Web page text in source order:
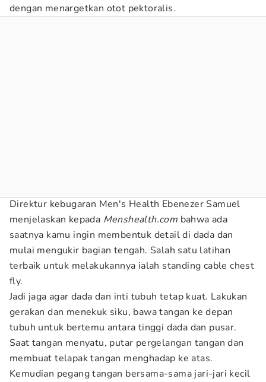
dengan menargetkan otot pektoralis.
Direktur kebugaran Men's Health Ebenezer Samuel
menjelaskan kepada Menshealth.com bahwa ada
saatnya kamu ingin membentuk detail di dada dan
mulai mengukir bagian tengah. Salah satu latihan
terbaik untuk melakukannya ialah standing cable chest
fly.
Jadi jaga agar dada dan inti tubuh tetap kuat. Lakukan
gerakan dan menekuk siku, bawa tangan ke depan
tubuh untuk bertemu antara tinggi dada dan pusar.
Saat tangan menyatu, putar pergelangan tangan dan
membuat telapak tangan menghadap ke atas.
Kemudian pegang tangan bersama-sama jari-jari kecil